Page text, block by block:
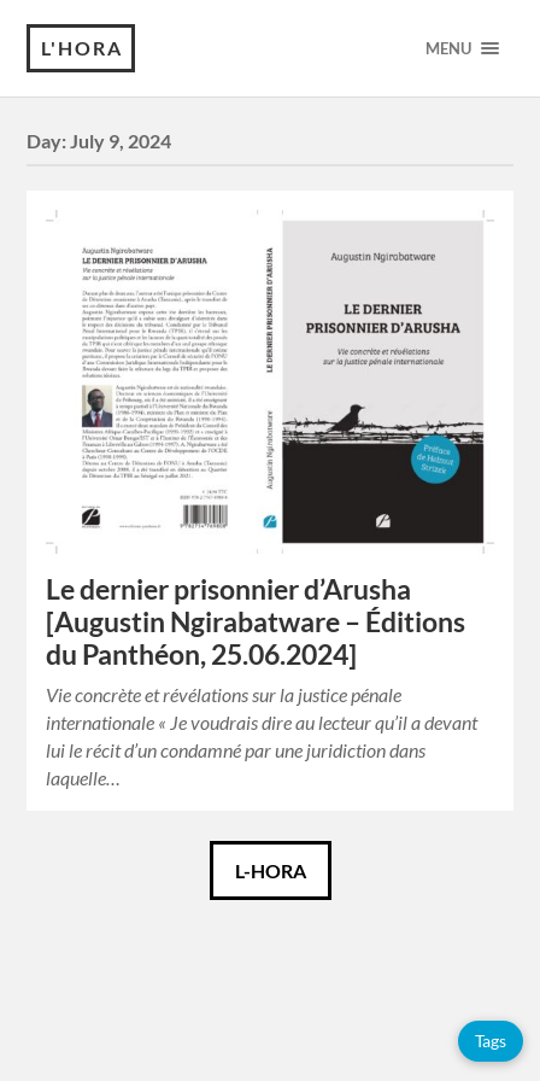
L'HORA MENU
Day:July 9, 2024
Le dernier prisonnier d’Arusha
[Augustin Ngirabatware – Éditions
du Panthéon, 25.06.2024]
Vie concrète et révélations sur la justice pénale
internationale « Je voudrais dire au lecteur qu’il a devant
lui le récit d’un condamné par une juridiction dans
laquelle…
L-HORA
Tags